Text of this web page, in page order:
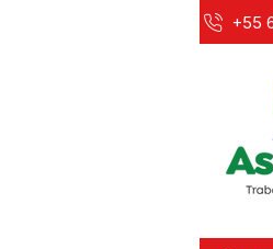
+55